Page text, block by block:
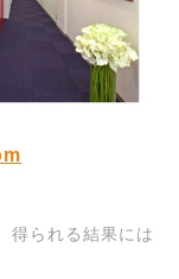
得られる結果には